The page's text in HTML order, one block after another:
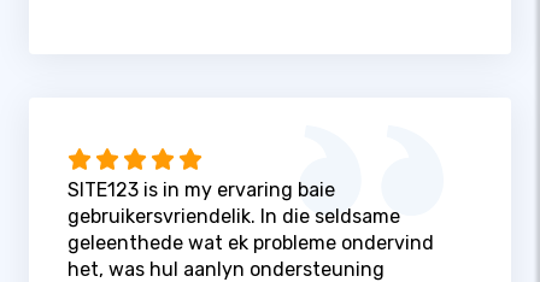
SITE123 is in my ervaring baie
gebruikersvriendelik. In die seldsame
geleenthede wat ek probleme ondervind
het, was hul aanlyn ondersteuning